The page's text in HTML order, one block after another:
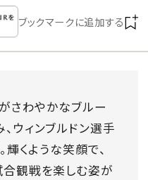
ブックマークに追加する
さわやかなブルー
ウィンブルドン選手
くような笑顔で、
合観戦を楽しむ姿が